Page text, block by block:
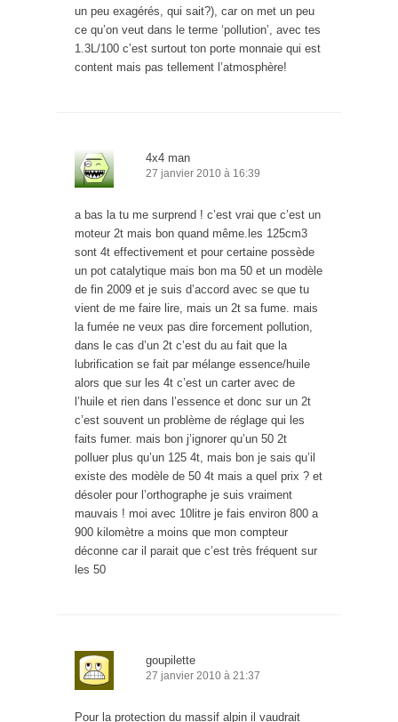
un peu exagérés, qui sait?), car on met un peu
ce qu’on veut dans le terme ‘pollution’, avec tes
1.3L/100 c’est surtout ton porte monnaie qui est
content mais pas tellement l’atmosphère!
4x4 man
27 janvier 2010 à 16:39
a bas la tu me surprend ! c’est vrai que c’est un
moteur 2t mais bon quand même.les 125cm3
sont 4t effectivement et pour certaine possède
un pot catalytique mais bon ma 50 et un modèle
de fin 2009 et je suis d’accord avec se que tu
vient de me faire lire, mais un 2t sa fume. mais
la fumée ne veux pas dire forcement pollution,
dans le cas d’un 2t c’est du au fait que la
lubrification se fait par mélange essence/huile
alors que sur les 4t c’est un carter avec de
l’huile et rien dans l’essence et donc sur un 2t
c’est souvent un problème de réglage qui les
faits fumer. mais bon j’ignorer qu’un 50 2t
polluer plus qu’un 125 4t, mais bon je sais qu’il
existe des modèle de 50 4t mais a quel prix ? et
désoler pour l’orthographe je suis vraiment
mauvais ! moi avec 10litre je fais environ 800 a
900 kilomètre a moins que mon compteur
déconne car il parait que c’est très fréquent sur
les 50
goupilette
27 janvier 2010 à 21:37
Pour la protection du massif alpin il vaudrait